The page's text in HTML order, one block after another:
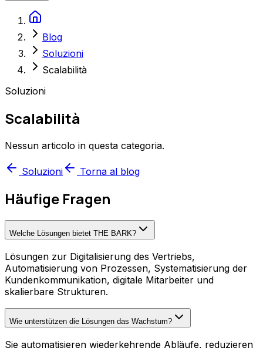
Blog
Soluzioni
Scalabilità
Soluzioni
Scalabilità
Nessun articolo in questa categoria.
Soluzioni Torna al blog
Häufige Fragen
Welche Lösungen bietet THE BARK?
Lösungen zur Digitalisierung des Vertriebs,
Automatisierung von Prozessen, Systematisierung der
Kundenkommunikation, digitale Mitarbeiter und
skalierbare Strukturen.
Wie unterstützen die Lösungen das Wachstum?
Sie automatisieren wiederkehrende Abläufe, reduzieren